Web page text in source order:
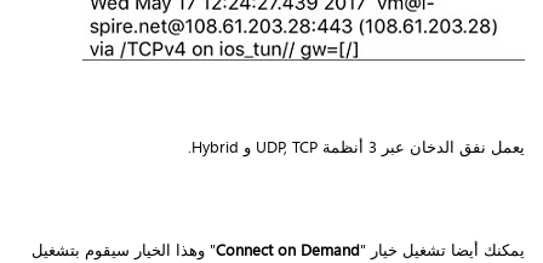
يعمل نفق الدخان عبر 3 أنظمة UDP, TCP و Hybrid.
يمكنك أيضا تشغيل خيار "Connect on Demand" وهذا الخيار سيقوم بتشغيل